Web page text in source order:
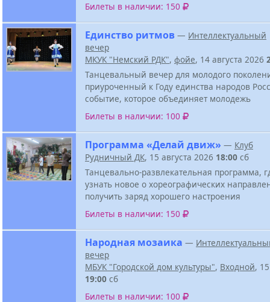
Билеты в наличии: 150
Единство ритмов — Интеллектуальный
вечер
МКУК "Немский РДК", фойе, 14 августа 2026
Танцевальный вечер для молодого
приуроченный к Году единства народов
событие, которое объединяет молодежь
Билеты в наличии: 100
Программа «Делай движ» — Клуб
Рудничный ДК, 15 августа 2026 18:00 сб
Танцевально-развлекательная программа,
узнать новое о хореографических
получить заряд хорошего настроения
Билеты в наличии: 150
Народная мозаика —
вечер
МБУК "Городской дом культуры", Входной,
19:00 сб
Билеты в наличии: 100